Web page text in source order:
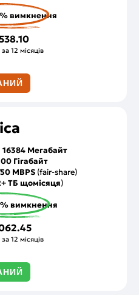
вимкнення
12 місяців
16384 Мегабайт
Гігабайт
MBPS (fair-share)
ТБ щомісяця)
вимкнення
12 місяців